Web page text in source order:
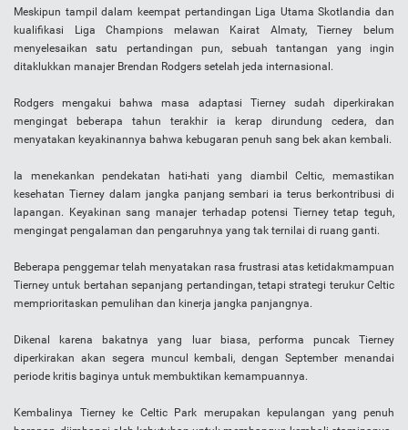
Meskipun tampil dalam keempat pertandingan Liga Utama Skotlandia dan
kualifikasi Liga Champions melawan Kairat Almaty, Tierney belum
menyelesaikan satu pertandingan pun, sebuah tantangan yang ingin
ditaklukkan manajer Brendan Rodgers setelah jeda internasional.
Rodgers mengakui bahwa masa adaptasi Tierney sudah diperkirakan
mengingat beberapa tahun terakhir ia kerap dirundung cedera, dan
menyatakan keyakinannya bahwa kebugaran penuh sang bek akan kembali.
Ia menekankan pendekatan hati-hati yang diambil Celtic, memastikan
kesehatan Tierney dalam jangka panjang sembari ia terus berkontribusi di
lapangan. Keyakinan sang manajer terhadap potensi Tierney tetap teguh,
mengingat pengalaman dan pengaruhnya yang tak ternilai di ruang ganti.
Beberapa penggemar telah menyatakan rasa frustrasi atas ketidakmampuan
Tierney untuk bertahan sepanjang pertandingan, tetapi strategi terukur Celtic
memprioritaskan pemulihan dan kinerja jangka panjangnya.
Dikenal karena bakatnya yang luar biasa, performa puncak Tierney
diperkirakan akan segera muncul kembali, dengan September menandai
periode kritis baginya untuk membuktikan kemampuannya.
Kembalinya Tierney ke Celtic Park merupakan kepulangan yang penuh